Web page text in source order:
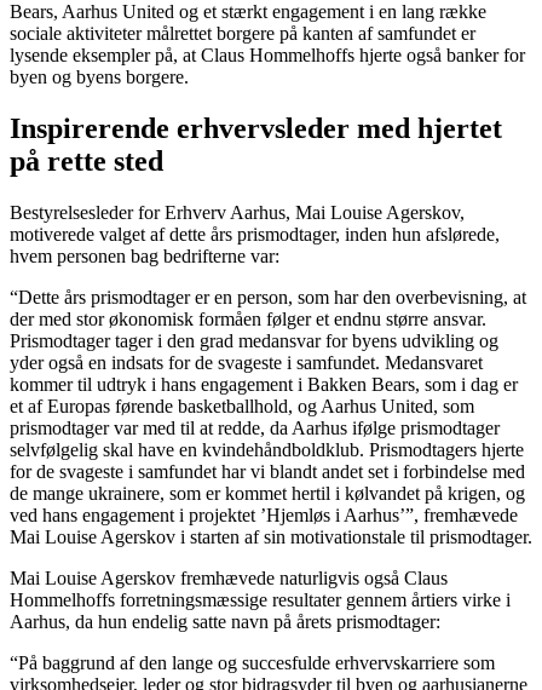
Bears, Aarhus United og et stærkt engagement i en lang række
sociale aktiviteter målrettet borgere på kanten af samfundet er
lysende eksempler på, at Claus Hommelhoffs hjerte også banker for
byen og byens borgere.
Inspirerende erhvervsleder med hjertet
på rette sted
Bestyrelsesleder for Erhverv Aarhus, Mai Louise Agerskov,
motiverede valget af dette års prismodtager, inden hun afslørede,
hvem personen bag bedrifterne var:
“Dette års prismodtager er en person, som har den overbevisning, at
der med stor økonomisk formåen følger et endnu større ansvar.
Prismodtager tager i den grad medansvar for byens udvikling og
yder også en indsats for de svageste i samfundet. Medansvaret
kommer til udtryk i hans engagement i Bakken Bears, som i dag er
et af Europas førende basketballhold, og Aarhus United, som
prismodtager var med til at redde, da Aarhus ifølge prismodtager
selvfølgelig skal have en kvindehåndboldklub. Prismodtagers hjerte
for de svageste i samfundet har vi blandt andet set i forbindelse med
de mange ukrainere, som er kommet hertil i kølvandet på krigen, og
ved hans engagement i projektet ’Hjemløs i Aarhus’”, fremhævede
Mai Louise Agerskov i starten af sin motivationstale til prismodtager.
Mai Louise Agerskov fremhævede naturligvis også Claus
Hommelhoffs forretningsmæssige resultater gennem årtiers virke i
Aarhus, da hun endelig satte navn på årets prismodtager:
“På baggrund af den lange og succesfulde erhvervskarriere som
virksomhedsejer, leder og stor bidragsyder til byen og aarhusianerne